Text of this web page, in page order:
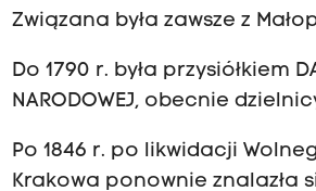
Związana była zawsze z
Do 1790 r. była przysiółkiem
NARODOWEJ, obecnie
Po 1846 r. po likwidacji
Krakowa ponownie znalazła